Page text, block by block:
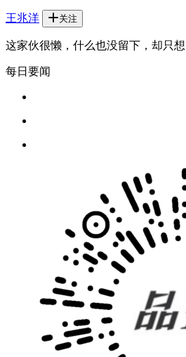
王兆洋 关注
这家伙很懒，什么也没留下，却只想
每日要闻